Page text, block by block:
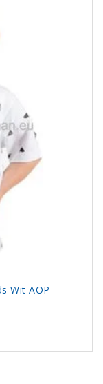
Wit AOP